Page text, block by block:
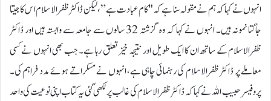
انہوں نے کہا کہ ہم نے مقولہ سنا ہے کہ "کام عبادت ہے”، لیکن ڈاکٹر ظفرالاسلام اس کا جیتا
جاگتا نمونہ ہیں۔ انہوں نے کہا کہ وہ گزشتہ 32 سالوں سے جامعہ سے وابستہ ہیں اور ڈاکٹر
ظفرالاسلام کے ساتھ ان کا ایک طویل اور نتیجہ خیز تعلق رہا ہے۔ جب بھی انہوں نے کسی
معاملے پر ڈاکٹر ظفرالاسلام کی رہنمائی چاہی ہے، انہوں نے مسکراتے ہوئے مدد فراہم کی۔
پروفیسر حبیب اللہ نے کہا کہ ڈاکٹر ظفرالاسلام کی غالب پر لکھی گئی یہ کتاب اپنی نوعیت کی واحد